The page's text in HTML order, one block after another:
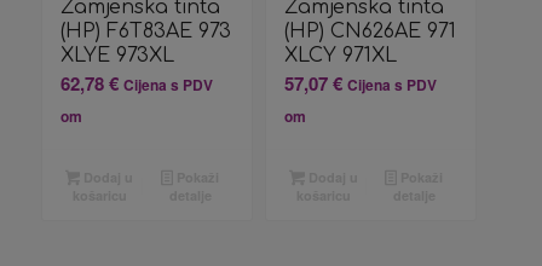
Zamjenska tinta
(HP) F6T83AE 973
XLYE 973XL
62,78€ Cijena s PDV
om
Zamjenska tinta
(HP) CN626AE 971
XLCY 971XL
57,07€ Cijena s PDV
om